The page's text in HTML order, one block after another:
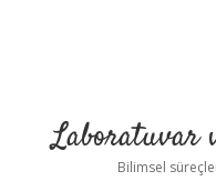
Laboratuvar
Bilimsel